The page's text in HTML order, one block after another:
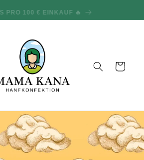
PRO 100 € EINKAUF 🔥
Warenkorb